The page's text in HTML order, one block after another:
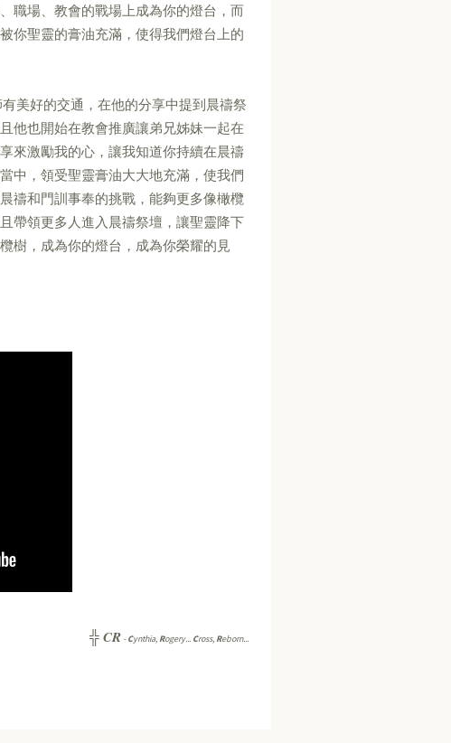
職場、教會的戰場上成為你的燈台，而
你聖靈的膏油充滿，使得我們燈台上的
美好的交通，在他的分享中提到晨禱祭
他也開始在教會推廣讓弟兄姊妹一起在
來激勵我的心，讓我知道你持續在晨禱
中，領受聖靈膏油大大地充滿，使我們
禱和門訓事奉的挑戰，能夠更多像橄欖
帶領更多人進入晨禱祭壇，讓聖靈降下
樹，成為你的燈台，成為你榮耀的見
╬ CR -Cynthia, Rogery... Cross, Reborn...